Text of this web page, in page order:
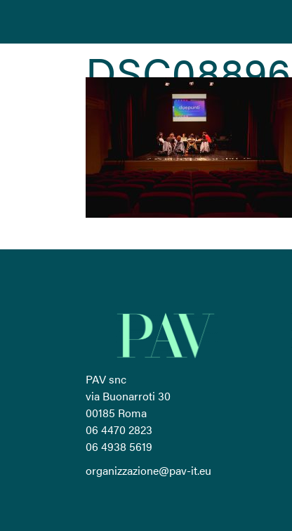
DSC08896
PAV snc
via Buonarroti 30
00185 Roma
06 4470 2823
06 4938 5619
organizzazione@pav-it.eu